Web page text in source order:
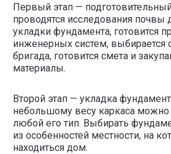
Первый этап —
проводятся исследования почвы
укладки фундамента, готовится
инженерных систем, выбирается
бригада, готовится смета и
материалы.
Второй этап — укладка
небольшому весу каркаса можно
любой его тип. Выбирать
из особенностей местности, на
находиться дом.